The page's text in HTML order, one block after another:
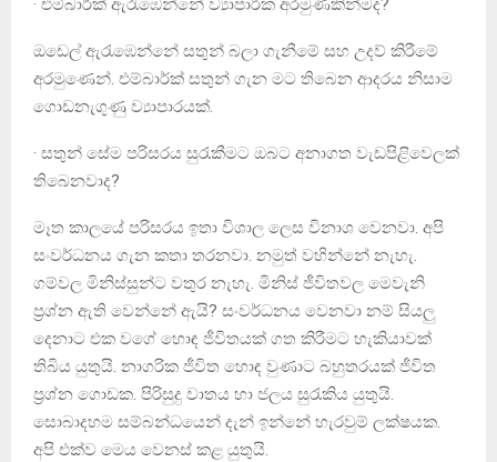
· එම්බාර්ක් ඇරැඹෙන්නේ ව්‍යාපාරික අරමුණකින්මද?
ඔඩෙල් ඇරැඹෙන්නේ සතුන් බලා ගැනීමේ සහ උදව් කිරීමේ
අරමුණෙන්. එම්බාර්ක් සතුන් ගැන මට තිබෙන ආදරය නිසාම
ගොඩනැගුණු ව්‍යාපාරයක්.
· සතුන් සේම පරිසරය සුරැකීමට ඔබට අනාගත වැඩපිළිවෙලක්
තිබෙනවාද?
මෑත කාලයේ පරිසරය ඉතා විශාල ලෙස විනාශ වෙනවා. අපි
සංවර්ධනය ගැන කතා තරනවා. නමුත් වහින්නේ නැහැ.
ගම්වල මිනිස්සුන්ට වතුර නැහැ. මිනිස් ජීවිතවල මෙවැනි
ප්‍රශ්න ඇති වෙන්නේ ඇයි? සංවර්ධනය වෙනවා නම් සියලු
දෙනාට එක වගේ හොඳ ජීවිතයක් ගත කිරීමට හැකියාවක්
තිබිය යුතුයි. නාගරික ජීවිත හොඳ වුණාට බහුතරයක් ජීවිත
ප්‍රශ්න ගොඩක. පිරිසුදු වාතය හා ජලය සුරැකිය යුතුයි.
සොබාදහම සම්බන්ධයෙන් දැන් ඉන්නේ හැරවුම් ලක්ෂයක.
අපි එක්ව මෙය වෙනස් කළ යුතුයි.